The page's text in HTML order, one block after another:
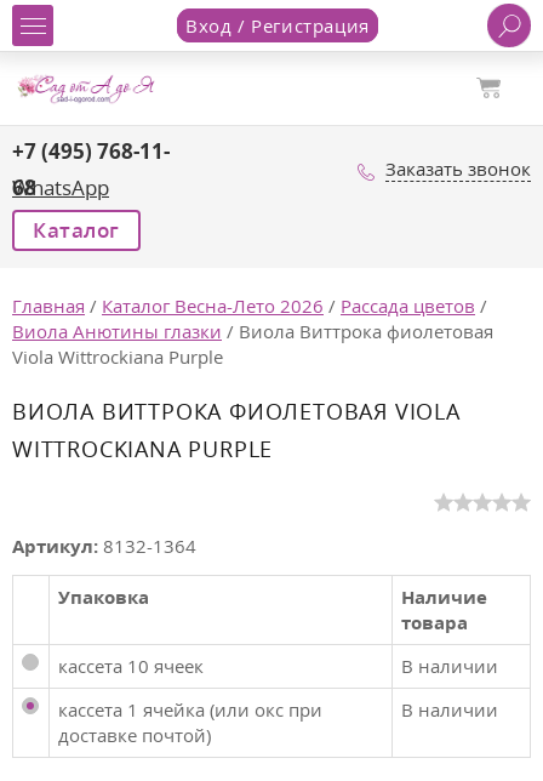
Вход / Регистрация
+7 (495) 768-11-
68
WhatsApp
Заказать звонок
Каталог
Главная / Каталог Весна-Лето 2026 / Рассада цветов /
Виола Анютины глазки / Виола Виттрока фиолетовая
Viola Wittrockiana Purple
ВИОЛА ВИТТРОКА ФИОЛЕТОВАЯ VIOLA
WITTROCKIANA PURPLE
Артикул: 8132-1364
Упаковка
Наличие
товара
кассета 10 ячеек
В наличии
кассета 1 ячейка (или окс при
доставке почтой)
В наличии